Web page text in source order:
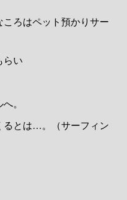
ろはペット預かりサー
らい
。
るとは…。（サーフィン